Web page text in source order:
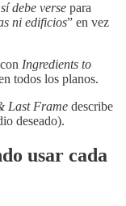
sí debe verse para
ni edificios” en vez
Ingredients to
todos los planos.
Last Frame describe
deseado).
usar cada